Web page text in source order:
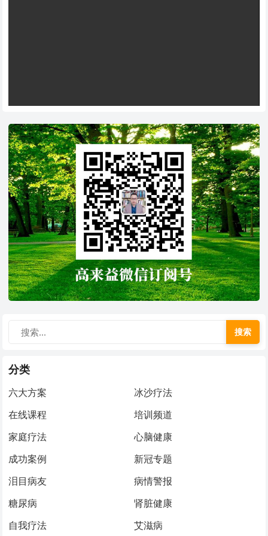
搜索
分类
六大方案
冰沙疗法
在线课程
培训频道
家庭疗法
心脑健康
成功案例
新冠专题
泪目病友
病情警报
糖尿病
肾脏健康
自我疗法
艾滋病